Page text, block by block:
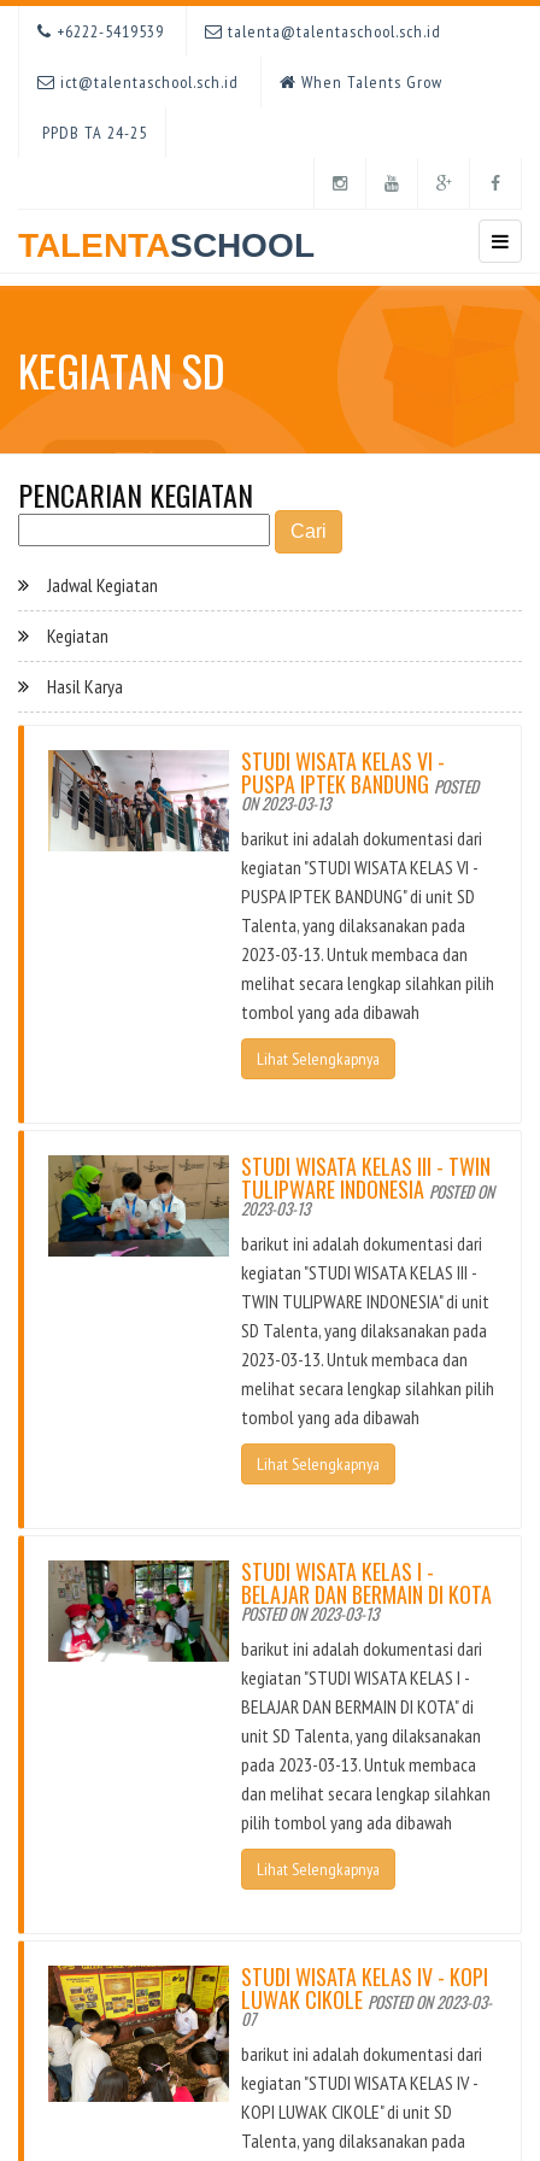
+6222-5419539 talenta@talentaschool.sch.id
ict@talentaschool.sch.id When Talents Grow
PPDB TA 24-25
TALENTASCHOOL
KEGIATAN SD
PENCARIAN KEGIATAN
Cari
Jadwal Kegiatan
Kegiatan
Hasil Karya
STUDI WISATA KELAS VI -
PUSPA IPTEK BANDUNG POSTED
ON 2023-03-13
barikut ini adalah dokumentasi dari
kegiatan "STUDI WISATA KELAS VI -
PUSPA IPTEK BANDUNG" di unit SD
Talenta, yang dilaksanakan pada
2023-03-13. Untuk membaca dan
melihat secara lengkap silahkan pilih
tombol yang ada dibawah
Lihat Selengkapnya
STUDI WISATA KELAS III - TWIN
TULIPWARE INDONESIA POSTED ON
2023-03-13
barikut ini adalah dokumentasi dari
kegiatan "STUDI WISATA KELAS III -
TWIN TULIPWARE INDONESIA" di unit
SD Talenta, yang dilaksanakan pada
2023-03-13. Untuk membaca dan
melihat secara lengkap silahkan pilih
tombol yang ada dibawah
Lihat Selengkapnya
STUDI WISATA KELAS I -
BELAJAR DAN BERMAIN DI KOTA
POSTED ON 2023-03-13
barikut ini adalah dokumentasi dari
kegiatan "STUDI WISATA KELAS I -
BELAJAR DAN BERMAIN DI KOTA" di
unit SD Talenta, yang dilaksanakan
pada 2023-03-13. Untuk membaca
dan melihat secara lengkap silahkan
pilih tombol yang ada dibawah
Lihat Selengkapnya
STUDI WISATA KELAS IV - KOPI
LUWAK CIKOLE POSTED ON 2023-03-
07
barikut ini adalah dokumentasi dari
kegiatan "STUDI WISATA KELAS IV -
KOPI LUWAK CIKOLE" di unit SD
Talenta, yang dilaksanakan pada